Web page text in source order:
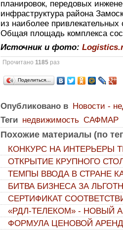
планировок, передовых
инфраструктура района
из наиболее
Общая площадь комплекса
Источник и фото:
Прочитано1185 раз
Поделиться…
Опубликовано в Новости -
Теги недвижимость САФМАР
Похожие материалы (по
КОНКУРС НА ИНТЕРЬЕРЫ
ОТКРЫТИЕ КРУПНОГО
ТЕМПЫ ВВОДА В СТРАНЕ
БИТВА БИЗНЕСА ЗА
СЕРТИФИКАТ
«РДЛ-ТЕЛЕКОМ» - НОВЫЙ
ФОРМУЛА ЦЕНОВОЙ